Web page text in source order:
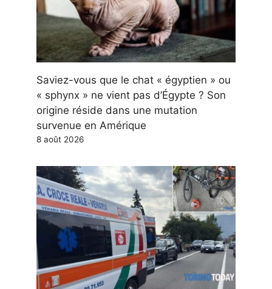
Saviez-vous que le chat « égyptien » ou
« sphynx » ne vient pas d’Égypte ? Son
origine réside dans une mutation
survenue en Amérique
8 août 2026